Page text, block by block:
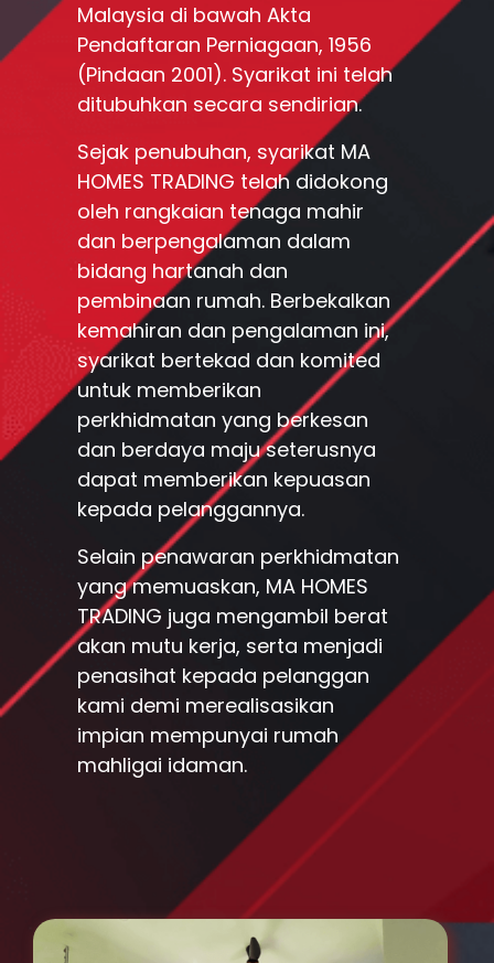
Malaysia di bawah Akta
Pendaftaran Perniagaan, 1956
(Pindaan 2001). Syarikat ini telah
ditubuhkan secara sendirian.
Sejak penubuhan, syarikat MA
HOMES TRADING telah didokong
oleh rangkaian tenaga mahir
dan berpengalaman dalam
bidang hartanah dan
pembinaan rumah. Berbekalkan
kemahiran dan pengalaman ini,
syarikat bertekad dan komited
untuk memberikan
perkhidmatan yang berkesan
dan berdaya maju seterusnya
dapat memberikan kepuasan
kepada pelanggannya.
Selain penawaran perkhidmatan
yang memuaskan, MA HOMES
TRADING juga mengambil berat
akan mutu kerja, serta menjadi
penasihat kepada pelanggan
kami demi merealisasikan
impian mempunyai rumah
mahligai idaman.